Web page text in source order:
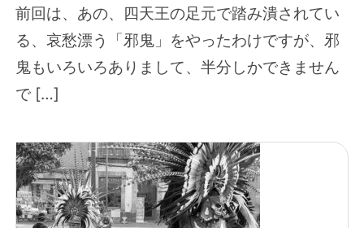
前回は、あの、四天王の足元で踏み潰されてい
る、哀愁漂う「邪鬼」をやったわけですが、邪
鬼もいろいろありまして、半分しかできません
で […]